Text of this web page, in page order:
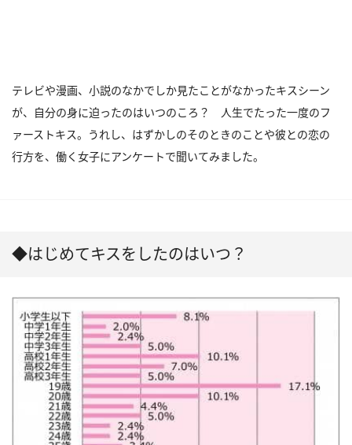
テレビや漫画、小説のなかでしか見たことがなかったキスシーン
が、自分の身に迫ったのはいつのころ？ 人生でたった一度のフ
ァーストキス。うれし、はずかしのそのときのことや彼との恋の
行方を、働く女子にアンケートで聞いてみました。
◆はじめてキスをしたのはいつ？